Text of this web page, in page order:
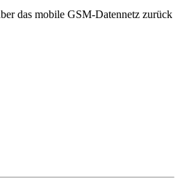
das mobile GSM-Datennetz zurück